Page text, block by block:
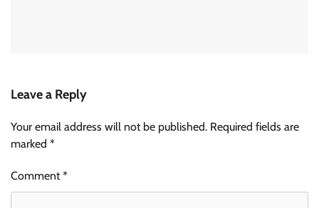
Leave a Reply
Your email address will not be published. Required fields are
marked *
Comment*